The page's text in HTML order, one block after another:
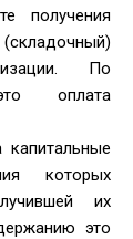
получения
По
оплата
которых
их
это